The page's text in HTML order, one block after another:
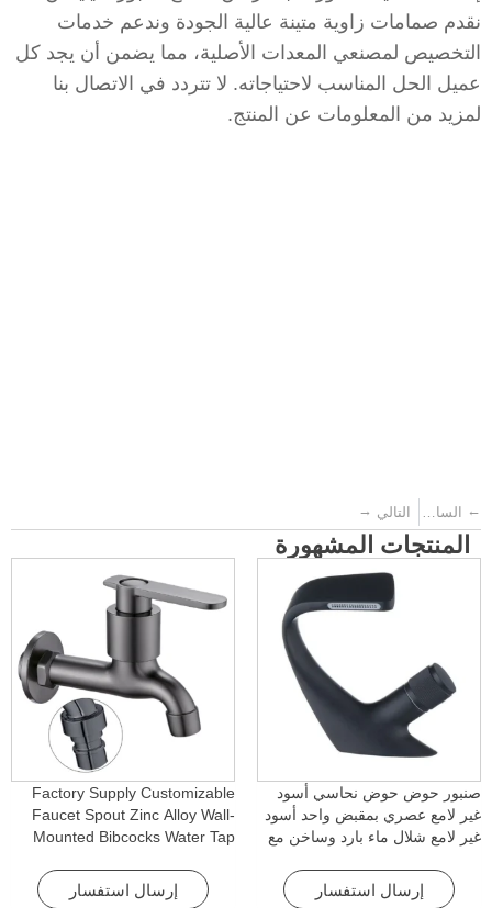
نقدم صمامات زاوية متينة عالية الجودة وندعم خدمات
التخصيص لمصنعي المعدات الأصلية، مما يضمن أن يجد كل
عميل الحل المناسب لاحتياجاته. لا تتردد في الاتصال بنا
لمزيد من المعلومات عن المنتج.
← السابق التالي →
المنتجات المشهورة
صنبور حوض حوض نحاسي أسود
غير لامع عصري بمقبض واحد أسود
غير لامع شلال ماء بارد وساخن مع
إرسال استفسار
Factory Supply Customizable
Faucet Spout Zinc Alloy Wall-
Mounted Bibcocks Water Tap
إرسال استفسار